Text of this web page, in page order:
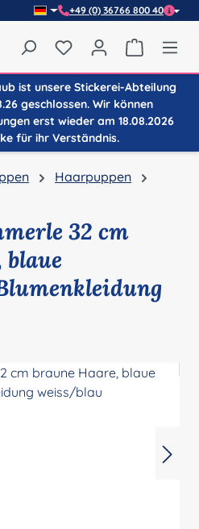
+49 (0) 36766 800 40
Du hast 0 Produkte
ist unsere Stickerei-Abteilung
geschlossen. Wir können
erst wieder am 18.08.2026
für ihr Verständnis.
Haarpuppen
32 cm
blaue